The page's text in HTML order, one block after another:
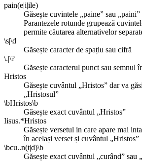
pain(e|i|ile)
Găsește cuvintele „paine” sau
Parantezele rotunde grupează
permite căutarea alternativelor
\s|\d
Găsește caracter de spațiu sau cifră
\.|\?
Găsește caracterul punct sau semnul
Hristos
Găsește cuvântul „Hristos” dar va
„Hristosul”
\bHristos\b
Găsește exact cuvântul „Hristos”
Iisus.*Hristos
Găsește versetul in care apare mai
în același verset și cuvântul „Hristos”
\bcu..n(t|d)\b
Găsește exact cuvântul „curând” sau